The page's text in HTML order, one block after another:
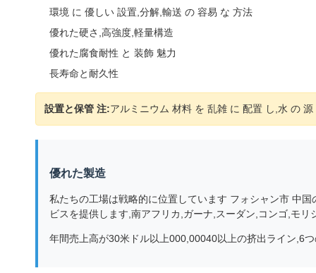
環境 に 優しい 設置,分解,輸送 の 容易 な 方法
優れた硬さ,高強度,軽量構造
優れた腐食耐性 と 装飾 魅力
長寿命と耐久性
設置と保管 注:アルミニウム 材料 を 乱雑 に 配置 し,水 の
優れた製造
私たちの工場は戦略的に位置しています フォシャン市 中
ビスを提供します,南アフリカ,ガーナ,スーダン,コンゴ,モ
年間売上高が30米ドル以上000,00040以上の挤出ライン,6